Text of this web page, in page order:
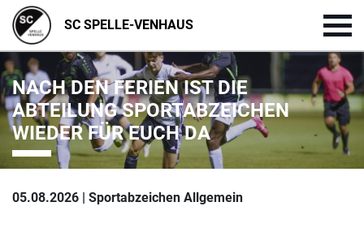
SC SPELLE-VENHAUS
NACH DEN FERIEN IST DIE
ABTEILUNG SPORTABZEICHEN
WIEDER FÜR EUCH DA
05.08.2026 | Sportabzeichen Allgemein